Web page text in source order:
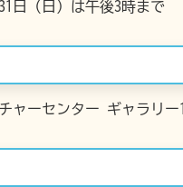
日（日）は午後3時まで
ャーセンター ギャラリー1